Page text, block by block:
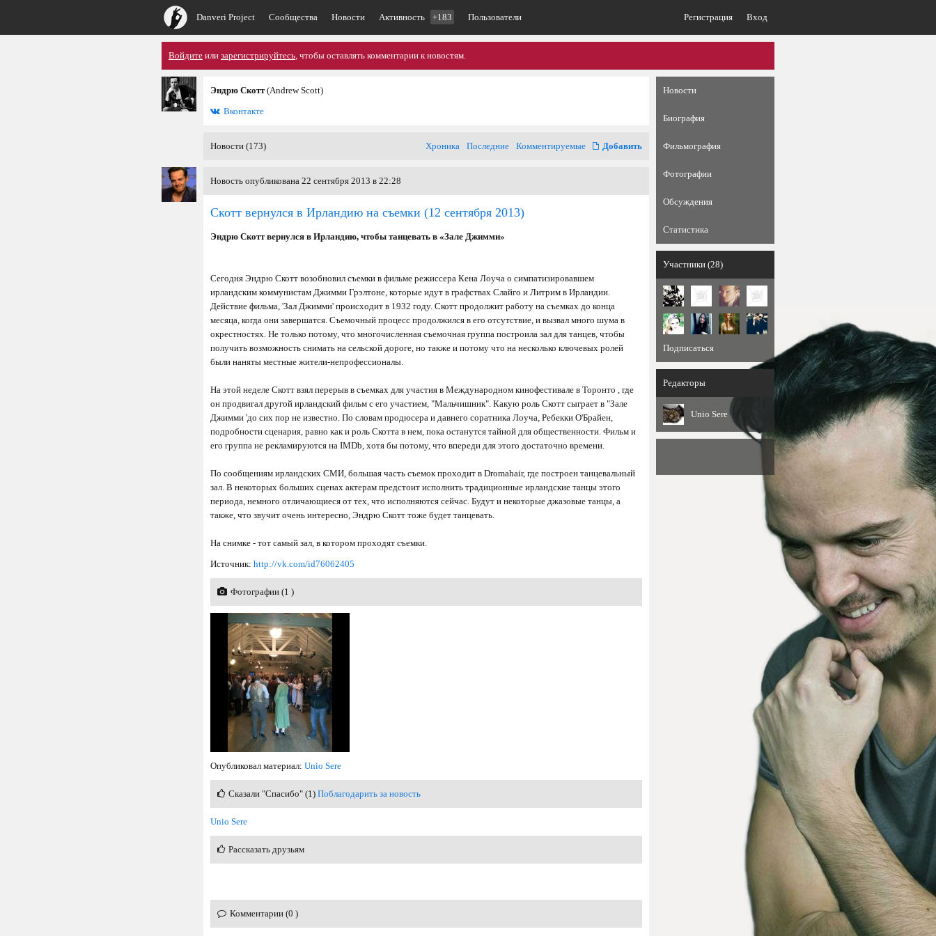
Danveri Project Сообщества Новости Активность +183 Пользователи Регистрация Вход
Войдите или зарегистрируйтесь, чтобы оставлять комментарии к новостям.
Эндрю Скотт(Andrew Scott)
Вконтакте
Новости (173) Хроника Последние Комментируемые Добавить
Новость опубликована 22 сентября 2013 в 22:28
Скотт вернулся в Ирландию на съемки (12 сентября 2013)
Эндрю Скотт вернулся в Ирландию, чтобы танцевать в «Зале Джимми»
Сегодня Эндрю Скотт возобновил съемки в фильме режиссера Кена Лоуча о симпатизировавшем
ирландским коммунистам Джимми Грэлтоне, которые идут в графствах Слайго и Литрим в Ирландии.
Действие фильма, 'Зал Джимми' происходит в 1932 году. Скотт продолжит работу на съемках до конца
месяца, когда они завершатся. Съемочный процесс продолжился в его отсутствие, и вызвал много шума в
окрестностях. Не только потому, что многочисленная съемочная группа построила зал для танцев, чтобы
получить возможность снимать на сельской дороге, но также и потому что на несколько ключевых ролей
были наняты местные жители-непрофессионалы.
На этой неделе Скотт взял перерыв в съемках для участия в Международном кинофестивале в Торонто , где
он продвигал другой ирландский фильм с его участием, "Мальчишник". Какую роль Скотт сыграет в "Зале
Джимми 'до сих пор не известно. По словам продюсера и давнего соратника Лоуча, Ребекки О'Брайен,
подробности сценария, равно как и роль Скотта в нем, пока останутся тайной для общественности. Фильм и
его группа не рекламируются на IMDb, хотя бы потому, что впереди для этого достаточно времени.
По сообщениям ирландских СМИ, большая часть съемок проходит в Dromahair, где построен танцевальный
зал. В некоторых больших сценах актерам предстоит исполнить традиционные ирландские танцы этого
периода, немного отличающиеся от тех, что исполняются сейчас. Будут и некоторые джазовые танцы, а
также, что звучит очень интересно, Эндрю Скотт тоже будет танцевать.
На снимке - тот самый зал, в котором проходят съемки.
Источник: http://vk.com/id76062405
Фотографии (1 )
Опубликовал материал: Unio Sere
Сказали "Спасибо" (1) Поблагодарить за новость
Unio Sere
Рассказать друзьям
Комментарии (0 )
Новости
Биография
Фильмография
Фотографии
Обсуждения
Статистика
Участники (28)
Подписаться
Редакторы
Unio Sere